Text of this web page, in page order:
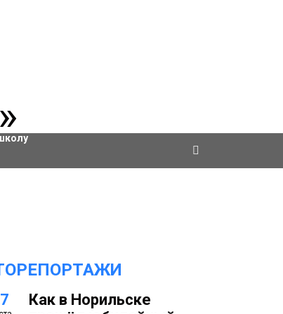
Как в Норильске